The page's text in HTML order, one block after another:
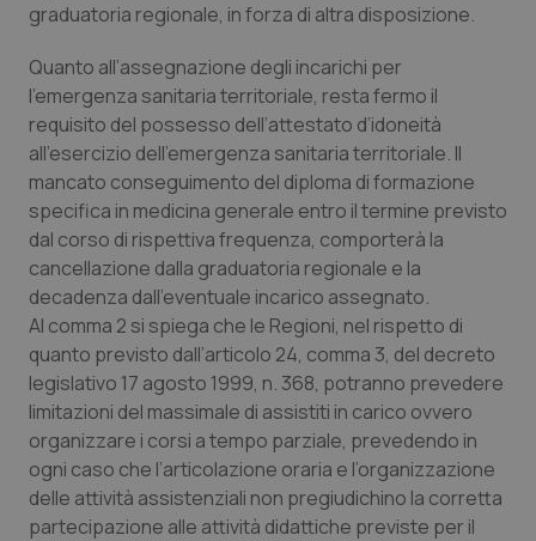
Rene & patologie urogenitali
Salute orale & impianti
Sangue & coagulazione
Tiroide
Tumore al seno
Tumore ovarico
Tumori del Polmone & Testa Collo
Tumori gastrointestinali
Ulcera & Reflusso
graduatoria regionale, in forza di altra disposizione.
Quanto all’assegnazione degli incarichi per
l’emergenza sanitaria territoriale, resta fermo il
requisito del possesso dell’attestato d’idoneità
all’esercizio dell’emergenza sanitaria territoriale. Il
mancato conseguimento del diploma di formazione
specifica in medicina generale entro il termine previsto
dal corso di rispettiva frequenza, comporterà la
cancellazione dalla graduatoria regionale e la
decadenza dall’eventuale incarico assegnato.
Al comma 2 si spiega che le Regioni, nel rispetto di
quanto previsto dall’articolo 24, comma 3, del decreto
legislativo 17 agosto 1999, n. 368, potranno prevedere
limitazioni del massimale di assistiti in carico ovvero
organizzare i corsi a tempo parziale, prevedendo in
ogni caso che l’articolazione oraria e l’organizzazione
delle attività assistenziali non pregiudichino la corretta
partecipazione alle attività didattiche previste per il